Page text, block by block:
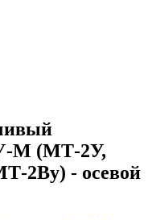
М (МТ-2У,
2Ву) - осевой